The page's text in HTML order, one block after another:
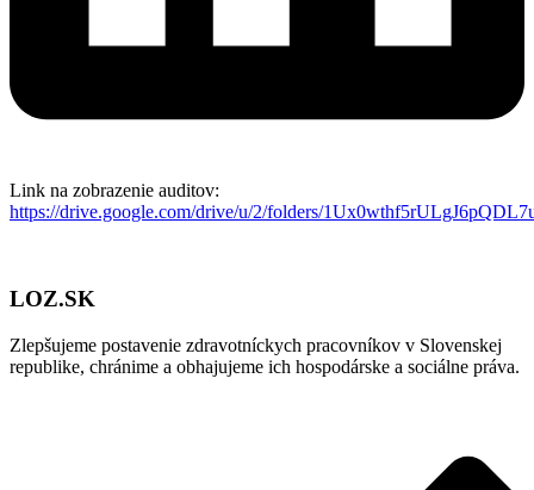
Link na zobrazenie auditov:
https://drive.google.com/drive/u/2/folders/
LOZ.SK
Zlepšujeme postavenie zdravotníckych pracovníkov v Slovenskej
republike, chránime a obhajujeme ich hospodárske a sociálne práva.